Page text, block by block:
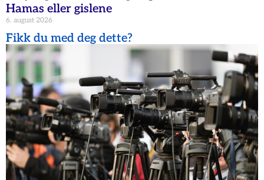
Hamas eller gislene
6. august 2026
Fikk du med deg dette?